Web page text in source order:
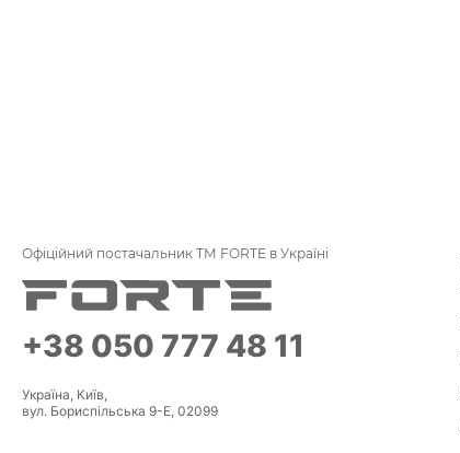
Офіційний постачальник ТМ FORTE в Україні
+38 050 777 48 11
Україна, Київ,
вул. Бориспільська 9-Е, 02099